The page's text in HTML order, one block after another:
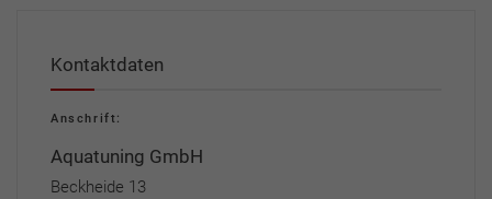
Kontaktdaten
Anschrift:
Aquatuning GmbH
Beckheide 13